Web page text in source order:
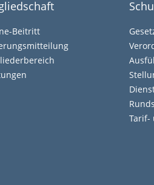
Beitritt
Tarif-